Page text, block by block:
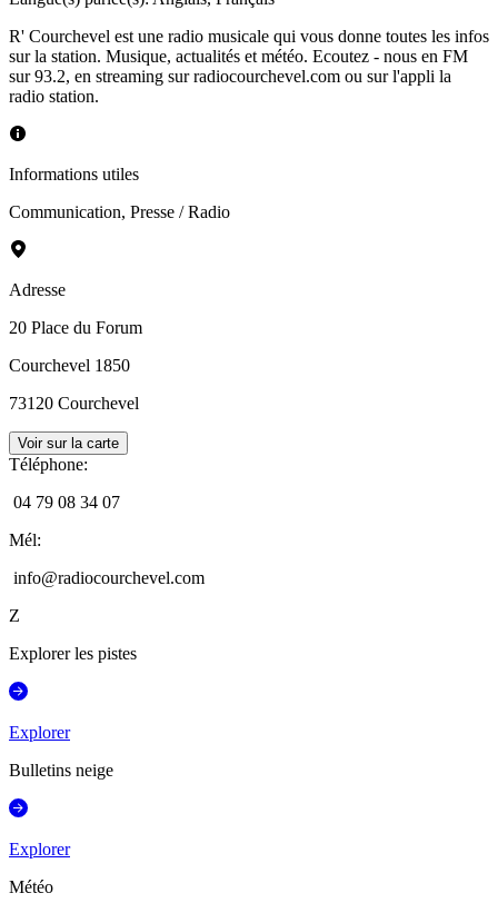
R' Courchevel est une radio musicale qui vous donne toutes les infos
sur la station. Musique, actualités et météo. Ecoutez - nous en FM
sur 93.2, en streaming sur radiocourchevel.com ou sur l'appli la
radio station.
Informations utiles
Communication, Presse / Radio
Adresse
20 Place du Forum
Courchevel 1850
73120 Courchevel
Voir sur la carte
Téléphone:
04 79 08 34 07
Mél:
info@radiocourchevel.com
Z
Explorer les pistes
Explorer
Bulletins neige
Explorer
Météo